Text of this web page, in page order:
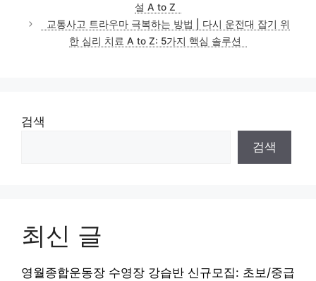
설 A to Z
교통사고 트라우마 극복하는 방법 | 다시 운전대 잡기 위
한 심리 치료 A to Z: 5가지 핵심 솔루션
검색
검색
최신 글
영월종합운동장 수영장 강습반 신규모집: 초보/중급